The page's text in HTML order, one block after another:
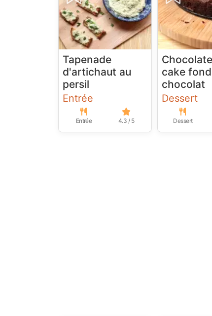
Tapenade
d'artichaut au
persil
Entrée
Entrée 4.3 / 5
cake
chocolat
Dessert
Dessert